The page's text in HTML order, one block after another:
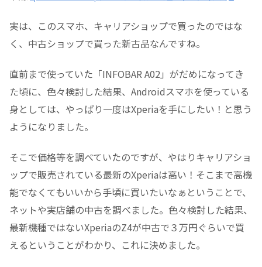
実は、このスマホ、キャリアショップで買ったのではな
く、中古ショップで買った新古品なんですね。
直前まで使っていた「INFOBAR A02」がだめになってき
た頃に、色々検討した結果、Androidスマホを使っている
身としては、やっぱり一度はXperiaを手にしたい！と思う
ようになりました。
そこで価格等を調べていたのですが、やはりキャリアショ
ップで販売されている最新のXperiaは高い！そこまで高機
能でなくてもいいから手頃に買いたいなぁということで、
ネットや実店舗の中古を調べました。色々検討した結果、
最新機種ではないXperiaのZ4が中古で３万円ぐらいで買
えるということがわかり、これに決めました。